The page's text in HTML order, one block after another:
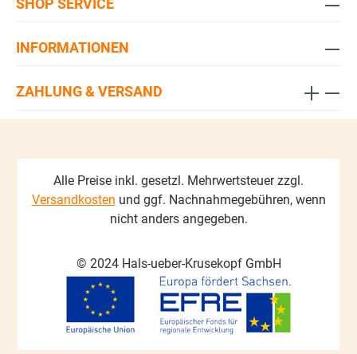
SHOP SERVICE
INFORMATIONEN
ZAHLUNG & VERSAND
Alle Preise inkl. gesetzl. Mehrwertsteuer zzgl.
Versandkosten und ggf. Nachnahmegebühren, wenn
nicht anders angegeben.
© 2024 Hals-ueber-Krusekopf GmbH